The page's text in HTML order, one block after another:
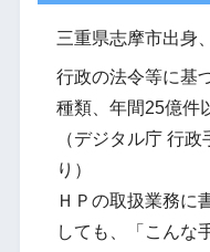
三重県志摩市出身
行政の法令等に基
種類、年間25億件
（デジタル庁 行
り）
ＨＰの取扱業務に
しても、「こんな